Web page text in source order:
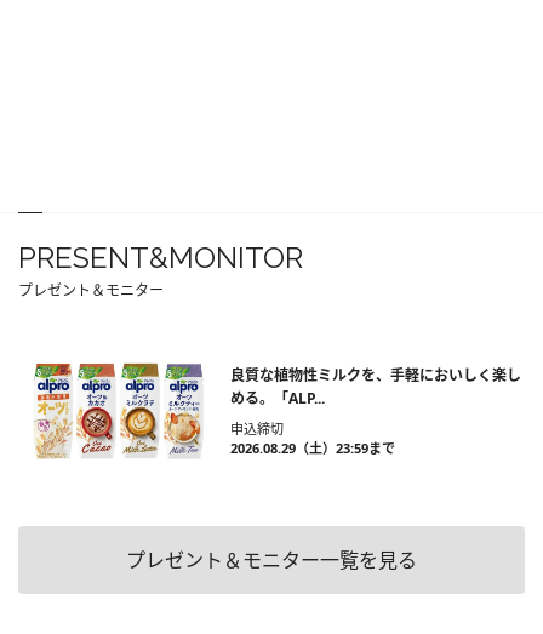
PRESENT&MONITOR
プレゼント＆モニター
良質な植物性ミルクを、手軽においしく楽し
める。「ALP...
申込締切
2026.08.29（土）23:59まで
プレゼント＆モニター一覧を見る